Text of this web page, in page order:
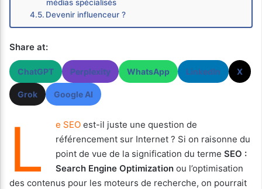
médias spécialisés
Devenir influenceur ?
Share at:
ChatGPT Perplexity WhatsApp LinkedIn X
Grok Google AI
L e SEO est-il juste une question de
référencement sur Internet ? Si on raisonne du
point de vue de la signification du terme SEO :
Search Engine Optimization ou l’optimisation
des contenus pour les moteurs de recherche, on pourrait